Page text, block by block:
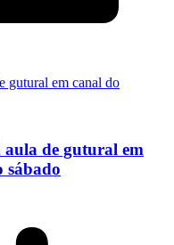
de gutural em
sábado